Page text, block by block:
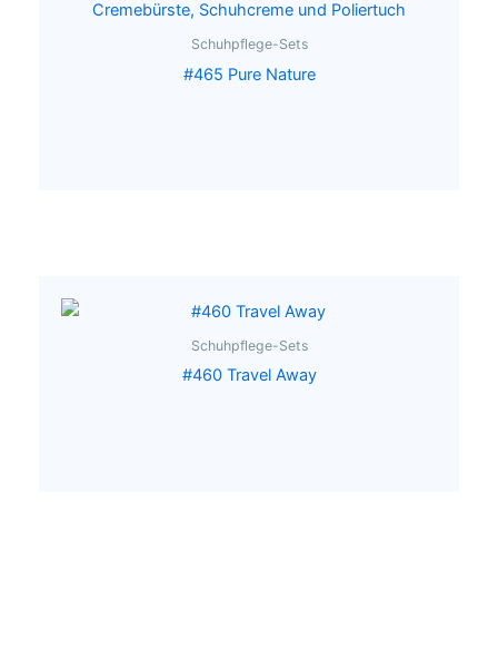
Schuhpflege-Sets
#465 Pure Nature
Schuhpflege-Sets
#460 Travel Away